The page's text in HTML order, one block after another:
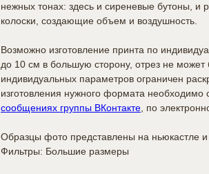
нежных тонах: здесь и сиреневые бутоны, и
колоски, создающие объем и воздушность.
Возможно изготовление принта по
до 10 см в большую сторону, отрез не
индивидуальных параметров ограничен
изготовления нужного формата необходимо
сообщениях группы ВКонтакте, по
Образцы фото представлены на ньюкастле
Фильтры: Большие размеры